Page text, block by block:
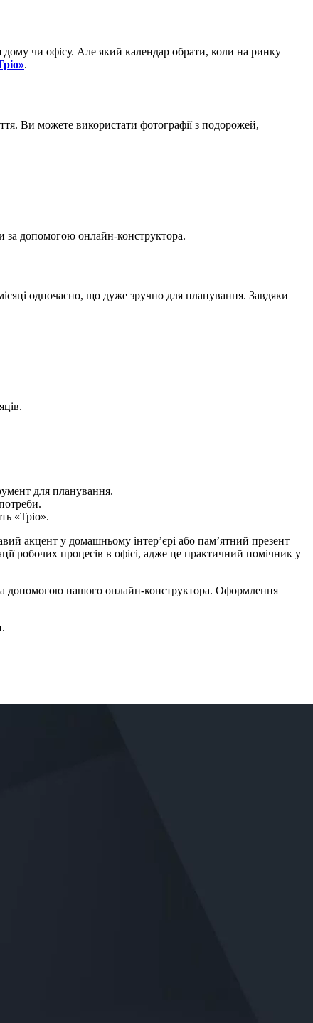
чи офісу. Але який календар обрати, коли на ринку
.
Ви можете використати фотографії з подорожей,
за допомогою онлайн-конструктора.
одночасно, що дуже зручно для планування. Завдяки
для планування.
«Тріо».
акцент у домашньому інтер’єрі або пам’ятний презент
робочих процесів в офісі, адже це практичний помічник у
допомогою нашого онлайн-конструктора. Оформлення